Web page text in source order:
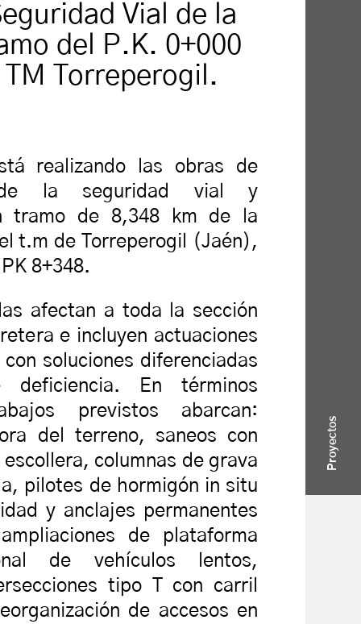
Proyectos
Vial de la
del P.K. 0+000
Torreperogil.
realizando las obras de
la seguridad vial y
tramo de 8,348 km de la
t.m de Torreperogil (Jaén),
8+348.
afectan a toda la sección
e incluyen actuaciones
soluciones diferenciadas
En términos
previstos abarcan:
del terreno, saneos con
columnas de grava
pilotes de hormigón in situ
y anclajes permanentes
de plataforma
de vehículos lentos,
tipo T con carril
de accesos en